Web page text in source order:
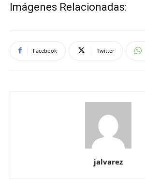
Imágenes Relacionadas:
Facebook Twitter
jalvarez